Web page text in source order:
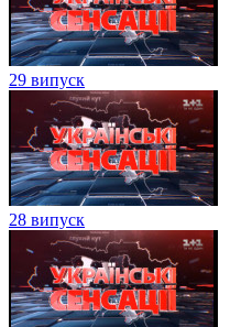
29 випуск
28 випуск